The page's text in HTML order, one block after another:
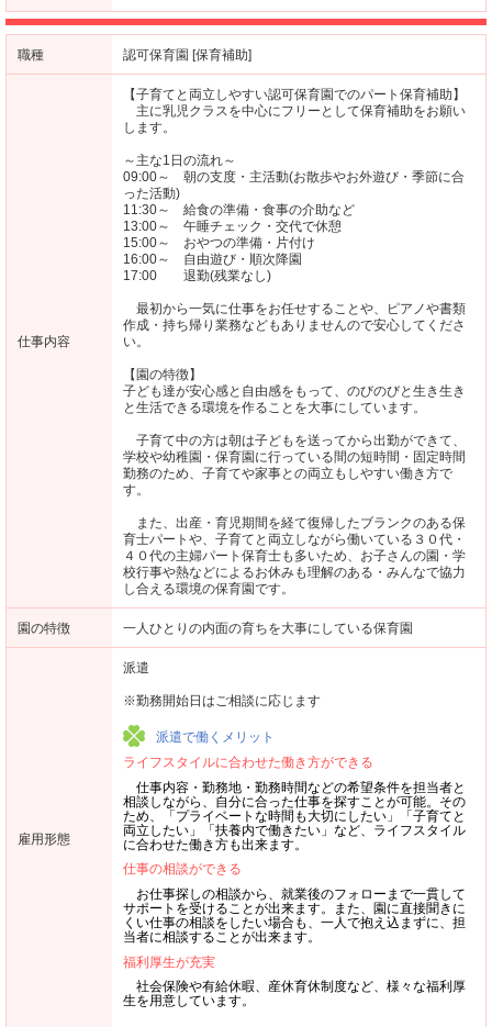
職種 認可保育園 [保育補助]
仕事内容
【子育てと両立しやすい認可保育園でのパート保育補助】
主に乳児クラスを中心にフリーとして保育補助をお願い
します。
～主な1日の流れ～
09:00～ 朝の支度・主活動(お散歩やお外遊び・季節に合
った活動)
11:30～ 給食の準備・食事の介助など
13:00～ 午睡チェック・交代で休憩
15:00～ おやつの準備・片付け
16:00～ 自由遊び・順次降園
17:00 退勤(残業なし)
最初から一気に仕事をお任せすることや、ピアノや書類
作成・持ち帰り業務などもありませんので安心してくださ
い。
【園の特徴】
子ども達が安心感と自由感をもって、のびのびと生き生き
と生活できる環境を作ることを大事にしています。
子育て中の方は朝は子どもを送ってから出勤ができて、
学校や幼稚園・保育園に行っている間の短時間・固定時間
勤務のため、子育てや家事との両立もしやすい働き方で
す。
また、出産・育児期間を経て復帰したブランクのある保
育士パートや、子育てと両立しながら働いている３０代・
４０代の主婦パート保育士も多いため、お子さんの園・学
校行事や熱などによるお休みも理解のある・みんなで協力
し合える環境の保育園です。
園の特徴 一人ひとりの内面の育ちを大事にしている保育園
雇用形態
派遣
※勤務開始日はご相談に応じます
派遣で働くメリット
ライフスタイルに合わせた働き方ができる
仕事内容・勤務地・勤務時間などの希望条件を担当者と
相談しながら、自分に合った仕事を探すことが可能。その
ため、「プライベートな時間も大切にしたい」「子育てと
両立したい」「扶養内で働きたい」など、ライフスタイル
に合わせた働き方も出来ます。
仕事の相談ができる
お仕事探しの相談から、就業後のフォローまで一貫して
サポートを受けることが出来ます。また、園に直接聞きに
くい仕事の相談をしたい場合も、一人で抱え込まずに、担
当者に相談することが出来ます。
福利厚生が充実
社会保険や有給休暇、産休育休制度など、様々な福利厚
生を用意しています。